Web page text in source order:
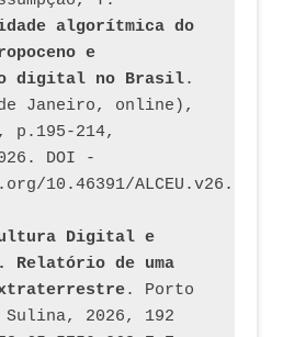
algorítmica do
e
digital no Brasil.
de Janeiro, online),
214,
DOI -
10.46391/
Digital e
Relatório de uma
. Porto
2026, 192